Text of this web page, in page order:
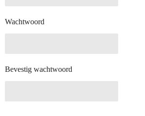
Wachtwoord
Bevestig wachtwoord